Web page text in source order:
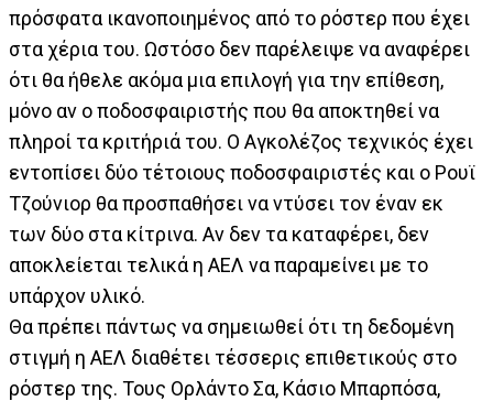
πρόσφατα ικανοποιημένος από το ρόστερ που έχει
στα χέρια του. Ωστόσο δεν παρέλειψε να αναφέρει
ότι θα ήθελε ακόμα μια επιλογή για την επίθεση,
μόνο αν ο ποδοσφαιριστής που θα αποκτηθεί να
πληροί τα κριτήριά του. Ο Αγκολέζος τεχνικός έχει
εντοπίσει δύο τέτοιους ποδοσφαιριστές και ο Ρουϊ
Τζούνιορ θα προσπαθήσει να ντύσει τον έναν εκ
των δύο στα κίτρινα. Αν δεν τα καταφέρει, δεν
αποκλείεται τελικά η ΑΕΛ να παραμείνει με το
υπάρχον υλικό.
Θα πρέπει πάντως να σημειωθεί ότι τη δεδομένη
στιγμή η ΑΕΛ διαθέτει τέσσερις επιθετικούς στο
ρόστερ της. Τους Ορλάντο Σα, Κάσιο Μπαρπόσα,